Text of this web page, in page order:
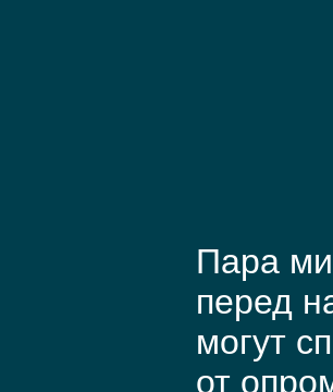
Пара
перед
могут
от